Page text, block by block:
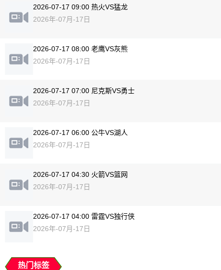
2026-07-17 09:00 热火VS猛龙
2026年-07月-17日
2026-07-17 08:00 老鹰VS灰熊
2026年-07月-17日
2026-07-17 07:00 尼克斯VS勇士
2026年-07月-17日
2026-07-17 06:00 公牛VS湖人
2026年-07月-17日
2026-07-17 04:30 火箭VS篮网
2026年-07月-17日
2026-07-17 04:00 雷霆VS独行侠
2026年-07月-17日
热门标签